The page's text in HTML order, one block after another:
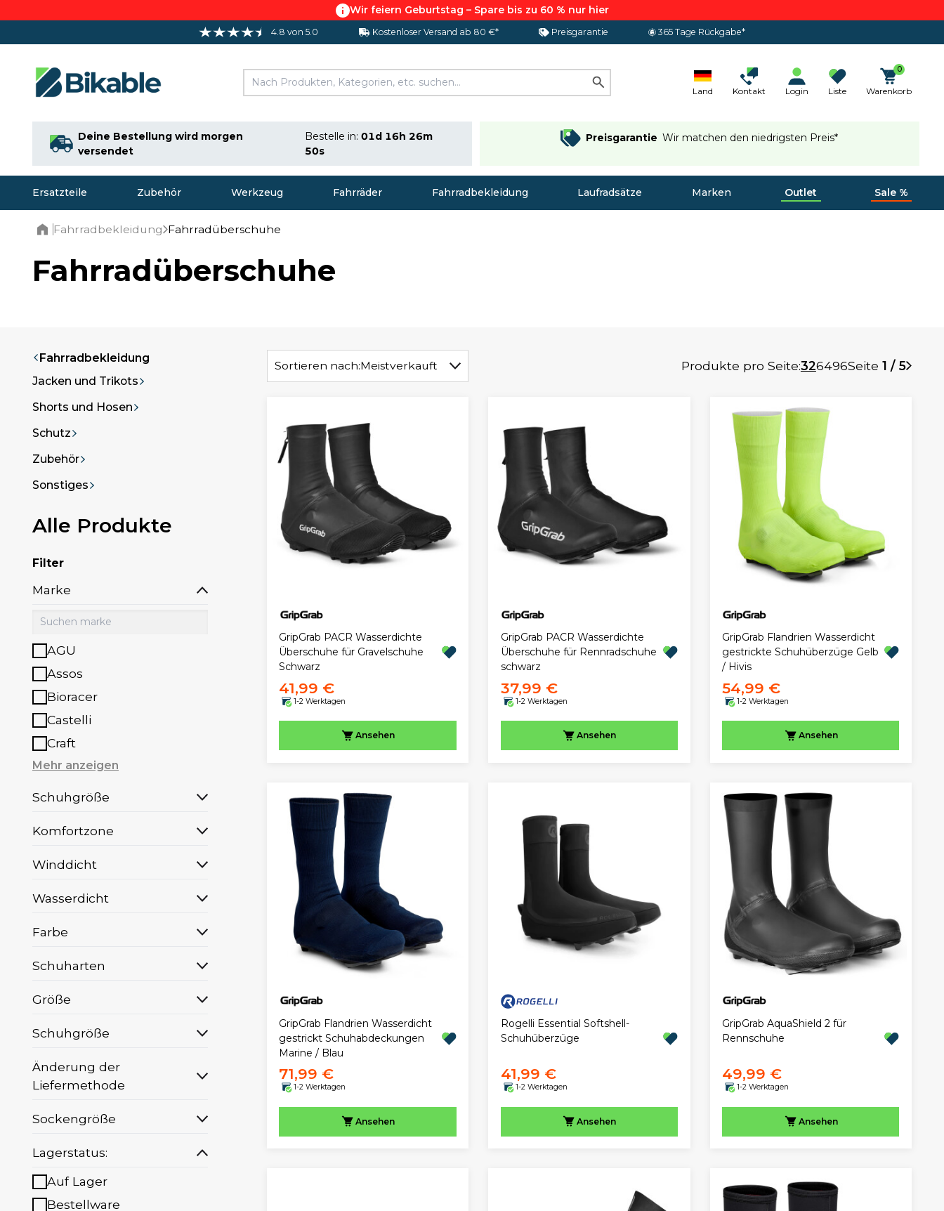
Wir feiern Geburtstag – Spare bis zu 60 % nur hier
4.8 von 5.0 Kostenloser Versand ab 80 €* Preisgarantie 365 Tage Rückgabe*
Land Kontakt Login Liste
0
Warenkorb
Deine Bestellung wird morgen
versendet
Bestelle in:01d 16h 26m
49s
Preisgarantie Wir matchen den niedrigsten Preis*
Ersatzteile Zubehör Werkzeug Fahrräder Fahrradbekleidung Laufradsätze Marken Outlet Sale %
Fahrradbekleidung Fahrradüberschuhe
Fahrradüberschuhe
Fahrradbekleidung
Jacken und Trikots
Shorts und Hosen
Schutz
Zubehör
Sonstiges
Alle Produkte
Filter
Marke
AGU
Assos
Bioracer
Castelli
Craft
Mehr anzeigen
Schuhgröße
Komfortzone
Winddicht
Wasserdicht
Farbe
Schuharten
Größe
Schuhgröße
Änderung der
Liefermethode
Sockengröße
Lagerstatus:
Auf Lager
Bestellware
Sortieren nach:Meistverkauft Produkte pro Seite:326496Seite 1 / 5
GripGrab PACR Wasserdichte
Überschuhe für Gravelschuhe
Schwarz
41,99 €
1-2 Werktagen
Ansehen
GripGrab PACR Wasserdichte
Überschuhe für Rennradschuhe
schwarz
37,99 €
1-2 Werktagen
Ansehen
GripGrab Flandrien Wasserdicht
gestrickte Schuhüberzüge Gelb
/ Hivis
54,99 €
1-2 Werktagen
Ansehen
GripGrab Flandrien Wasserdicht
gestrickt Schuhabdeckungen
Marine / Blau
71,99 €
1-2 Werktagen
Ansehen
Rogelli Essential Softshell-
Schuhüberzüge
41,99 €
1-2 Werktagen
Ansehen
GripGrab AquaShield 2 für
Rennschuhe
49,99 €
1-2 Werktagen
Ansehen